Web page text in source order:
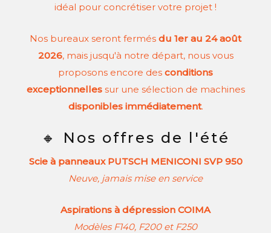
idéal pour concrétiser votre projet !
Nos bureaux seront fermés du 1er au 24 août
2026, mais jusqu'à notre départ, nous vous
proposons encore des conditions
exceptionnellessur une sélection de machines
disponibles immédiatement.
🔸 Nos offres de l'été
Scie à panneaux PUTSCH MENICONI SVP 950
Neuve, jamais mise en service
Aspirations à dépression COIMA
Modèles F140, F200 et F250